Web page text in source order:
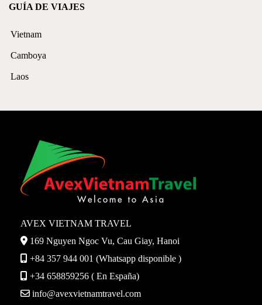
GUÍA DE VIAJES
Vietnam
Camboya
Laos
AVEX VIETNAM TRAVEL
169 Nguyen Ngoc Vu, Cau Giay, Hanoi
+84 357 944 001 (Whatsapp disponible )
+34 658859256 ( En España)
info@avexvietnamtravel.com